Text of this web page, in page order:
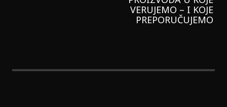
KORISTILA